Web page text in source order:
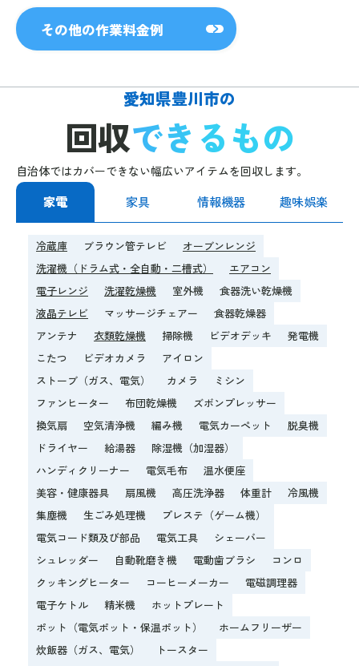
その他の作業料金例
愛知県豊川市の
回収できるもの
自治体ではカバーできない幅広いアイテムを回収します。
家電 家具 情報機器 趣味娯楽
冷蔵庫 ブラウン管テレビ
オーブンレンジ
洗濯機（ドラム式・全自動・二槽式）
エアコン
電子レンジ
洗濯乾燥機 室外機
食器洗い乾燥機
液晶テレビ
マッサージチェアー
食器乾燥器
アンテナ
衣類乾燥機 掃除機 ビデオデッキ
発電機
こたつ
ビデオカメラ
アイロン
ストーブ（ガス、電気）
カメラ
ミシン
ファンヒーター
布団乾燥機
ズボンプレッサー
換気扇
空気清浄機 編み機 電気カーペット
脱臭機
ドライヤー
給湯器
除湿機（加湿器）
ハンディクリーナー
電気毛布
温水便座
美容・健康器具
扇風機 高圧洗浄器 体重計
冷風機
集塵機
生ごみ処理機
プレステ（ゲーム機）
電気コード類及び部品
電気工具
シェーバー
シュレッダー
自動靴磨き機 電動歯ブラシ
コンロ
クッキングヒーター
コーヒーメーカー
電磁調理器
電子ケトル
精米機
ホットプレート
ポット（電気ポット・保温ポット）
ホームフリーザー
炊飯器（ガス、電気）
トースター